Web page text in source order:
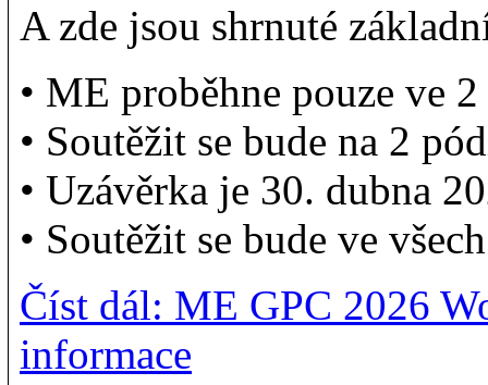
A zde jsou shrnuté
• ME proběhne pouze ve
• Soutěžit se bude na 2
• Uzávěrka je 30. dubna
• Soutěžit se bude ve
Číst dál: ME GPC 2026
informace